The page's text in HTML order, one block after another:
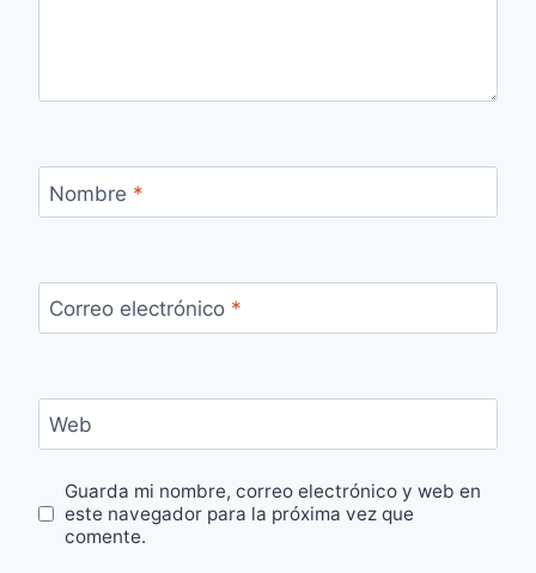
Nombre *
Correo electrónico *
Web
Guarda mi nombre, correo electrónico y web en
este navegador para la próxima vez que
comente.